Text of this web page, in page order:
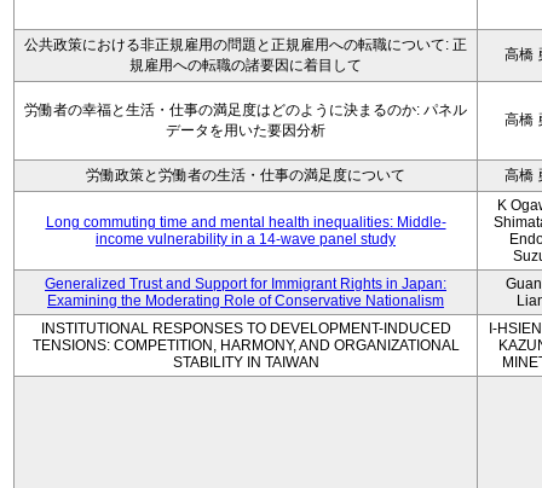
公共政策における非正規雇用の問題と正規雇用への転職について: 正
規雇用への転職の諸要因に着目して
高橋
労働者の幸福と生活・仕事の満足度はどのように決まるのか: パネル
データを用いた要因分析
高橋
労働政策と労働者の生活・仕事の満足度について 高橋
Long commuting time and mental health inequalities: Middle-
income vulnerability in a 14-wave panel study
K
Generalized Trust and Support for Immigrant Rights in Japan:
Examining the Moderating Role of Conservative Nationalism
INSTITUTIONAL RESPONSES TO DEVELOPMENT-INDUCED
TENSIONS: COMPETITION, HARMONY, AND ORGANIZATIONAL
STABILITY IN TAIWAN
I-